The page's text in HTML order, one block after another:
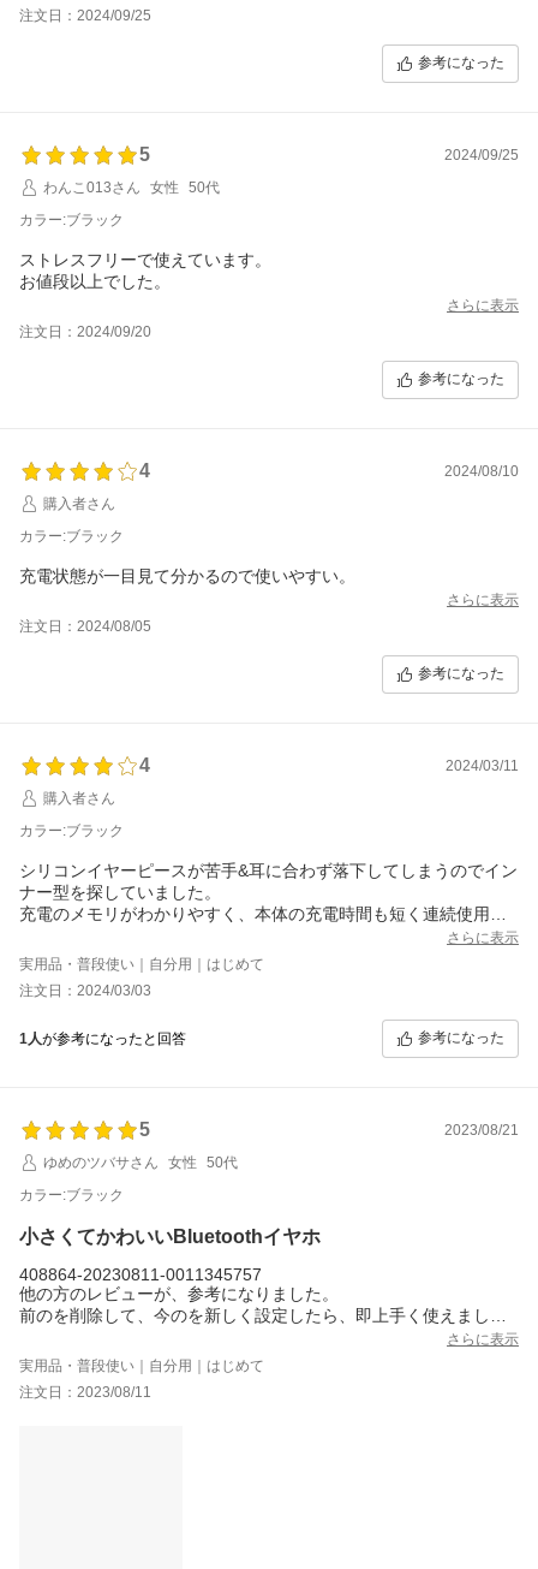
注文日：2024/09/25
参考になった
5
2024/09/25
わんこ013さん
女性
50代
カラー:ブラック
ストレスフリーで使えています。
お値段以上でした。
さらに表示
注文日：2024/09/20
参考になった
4
2024/08/10
購入者さん
カラー:ブラック
充電状態が一目見て分かるので使いやすい。
さらに表示
注文日：2024/08/05
参考になった
4
2024/03/11
購入者さん
カラー:ブラック
シリコンイヤーピースが苦手&耳に合わず落下してしまうのでイン
ナー型を探していました。
充電のメモリがわかりやすく、本体の充電時間も短く連続使用時
iPhone14Proとの接続がメインですが安心も安定しているように
感じます。
ペアリング接続も手軽で簡単でした。
しばらく使ってみて他電子機器との干渉・混線具合を確かめてみ
ようと思います。
さらに表示
実用品・普段使い｜自分用｜はじめて
注文日：2024/03/03
1人が参考になったと回答 参考になった
5
2023/08/21
ゆめのツバサさん
女性
50代
カラー:ブラック
小さくてかわいいBluetoothイヤホ
408864-20230811-0011345757
他の方のレビューが、参考になりました。
前のを削除して、今のを新しく設定したら、即上手く使えまし
本当に参考になりました。ありがとうございます。同時２個は、
ベアリング出来ないみたいです。
設定も簡単で、サイズも小さいので、びっくりしました。
さらに表示
実用品・普段使い｜自分用｜はじめて
注文日：2023/08/11